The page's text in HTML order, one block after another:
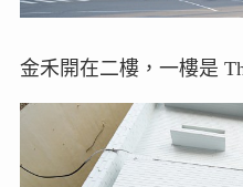
金禾開在二樓，一樓是